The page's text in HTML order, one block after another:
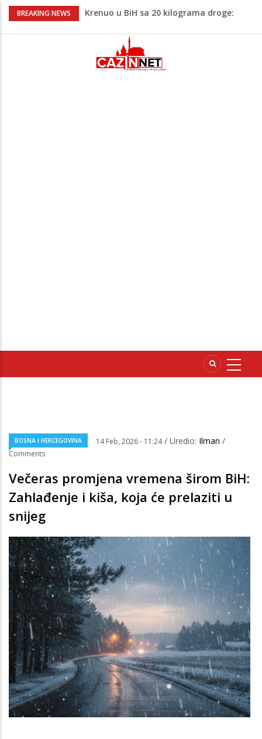
BREAKING NEWS
Krenuo u BiH sa 20 kilograma droge:
Juventus igra protiv Intera, Spaleti
razočarao navijače iz BiH
Užas: Uhapšen Italijan (45) kako
BOSNA I HERCEGOVINA 14 Feb, 2026 - 11:24 / Uredio: Ilman /
Comments
Večeras promjena vremena širom BiH:
Zahlađenje i kiša, koja će prelaziti u
snijeg